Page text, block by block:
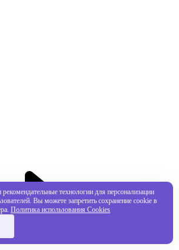
технологии для персонализации
Вы можете запретить сохранение cookie в
Политика использования Cookies